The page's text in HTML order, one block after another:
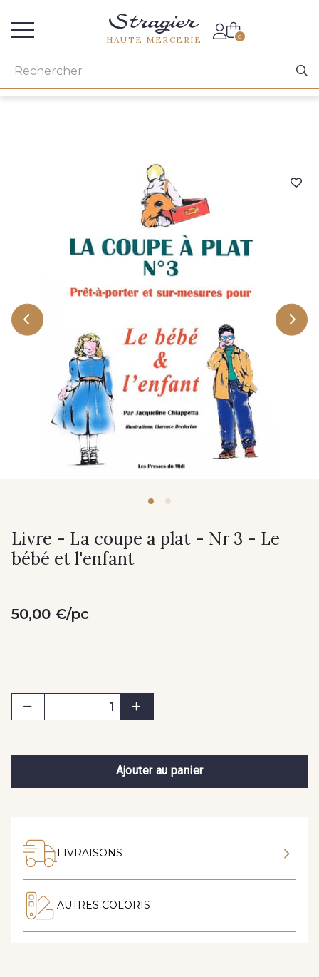
HAUTE MERCERIE 0
Livre - La coupe a plat - Nr 3 - Le
bébé et l'enfant
50,00 €/pc
Ajouter au panier
LIVRAISONS
AUTRES COLORIS